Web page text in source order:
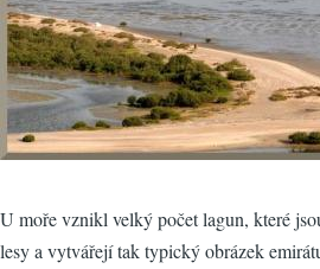
U moře vznikl velký počet lagun, které
lesy a vytvářejí tak typický obrázek